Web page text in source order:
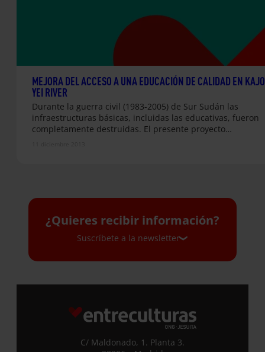
MEJORA DEL ACCESO A UNA EDUCACIÓN DE CALIDAD EN
YEI RIVER
Durante la guerra civil (1983-2005) de Sur Sudán las
infraestructuras básicas, incluidas las educativas, fueron
completamente destruidas. El presente proyecto…
¿Quieres recibir información?
Suscríbete a la newsletter
Si quieres recibir nuestra newsletter
mensual y los correos puntuales en los
que te ofrecemos información, no dejes
C/ Maldonado, 1. Planta 3.